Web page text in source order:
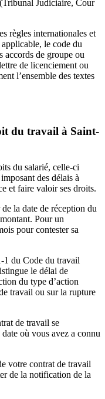
Judiciaire, Cour
règles internationales et
le code du
accords de groupe ou
de licenciement ou
l’ensemble des textes
du travail à Saint-
du salarié, celle-ci
des délais à
et faire valoir ses droits.
la date de réception du
Pour un
pour contester sa
1 du Code du travail
le délai de
du type d’action
travail ou sur la rupture
de travail se
où vous avez a connu
votre contrat de travail
de la notification de la